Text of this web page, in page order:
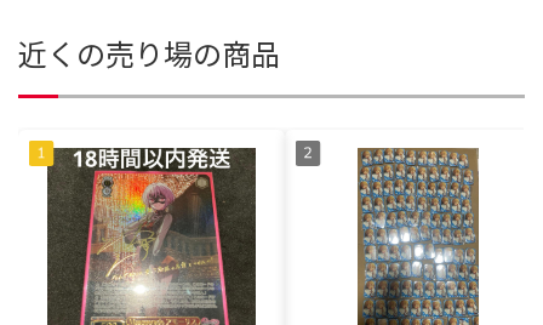
近くの売り場の商品